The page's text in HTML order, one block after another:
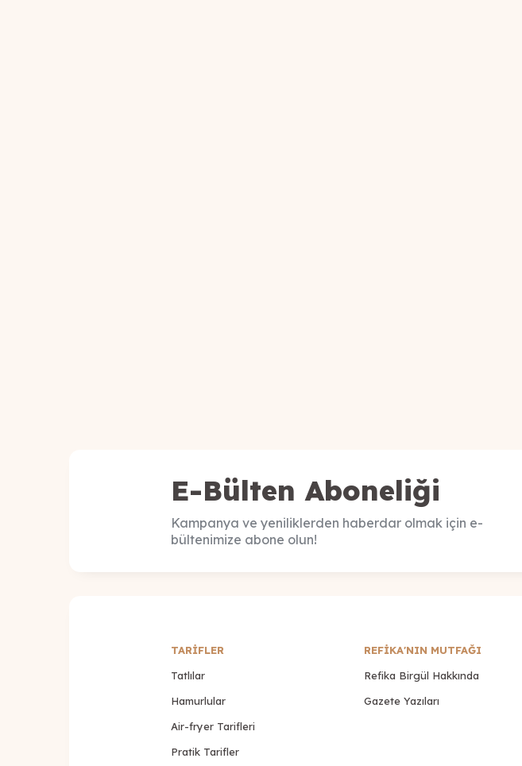
E-Bülten Aboneliği
Kampanya ve yeniliklerden haberdar olmak için e-
bültenimize abone olun!
TARİFLER
Tatlılar
Hamurlular
Air-fryer Tarifleri
Pratik Tarifler
REFİKA'NIN MUTFAĞI
Refika Birgül Hakkında
Gazete Yazıları